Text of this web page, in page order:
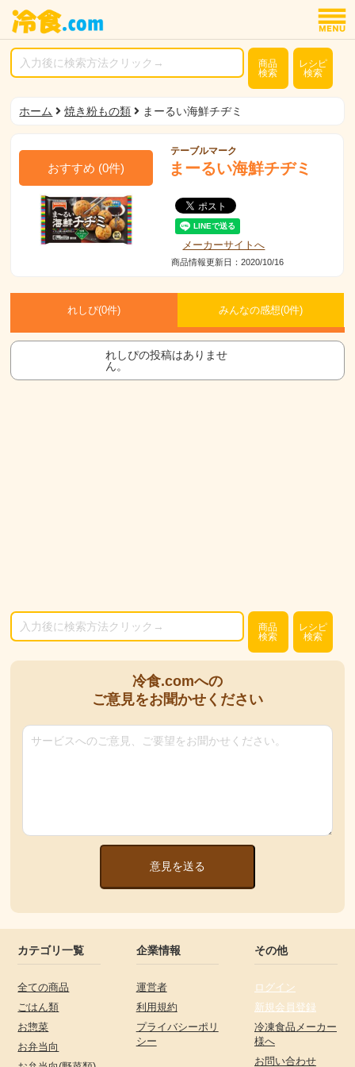
商品
検索
レシピ
検索
ホーム 焼き粉もの類 まーるい海鮮チヂミ
おすすめ (0件)
テーブルマーク
まーるい海鮮チヂミ
メーカーサイトへ
商品情報更新日：2020/10/16
れしぴ(0件) みんなの感想(0件)
れしぴの投稿はありませ
ん。
商品
検索
レシピ
検索
冷食.comへの
ご意見をお聞かせください
意見を送る
カテゴリ一覧
全ての商品
ごはん類
お惣菜
お弁当向
企業情報
運営者
利用規約
プライバシーポリ
シー
その他
ログイン
新規会員登録
冷凍食品メーカー
様へ
お問い合わせ